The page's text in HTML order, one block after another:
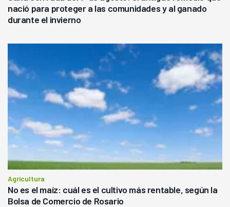
nació para proteger a las comunidades y al ganado
durante el invierno
Agricultura
No es el maíz: cuál es el cultivo más rentable, según la
Bolsa de Comercio de Rosario